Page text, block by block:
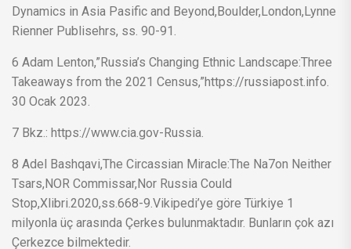
Dynamics in Asia Pasific and Beyond,Boulder,London,Lynne
Rienner Publisehrs, ss. 90-91.
6 Adam Lenton,”Russia’s Changing Ethnic Landscape:Three
Takeaways from the 2021 Census,”https://russiapost.info.
30 Ocak 2023.
7 Bkz.: https://www.cia.gov-Russia.
8 Adel Bashqavi,The Circassian Miracle:The Na7on Neither
Tsars,NOR Commissar,Nor Russia Could
Stop,Xlibri.2020,ss.668-9.Vikipedi’ye göre Türkiye 1
milyonla üç arasında Çerkes bulunmaktadır. Bunların çok azı
Çerkezce bilmektedir.